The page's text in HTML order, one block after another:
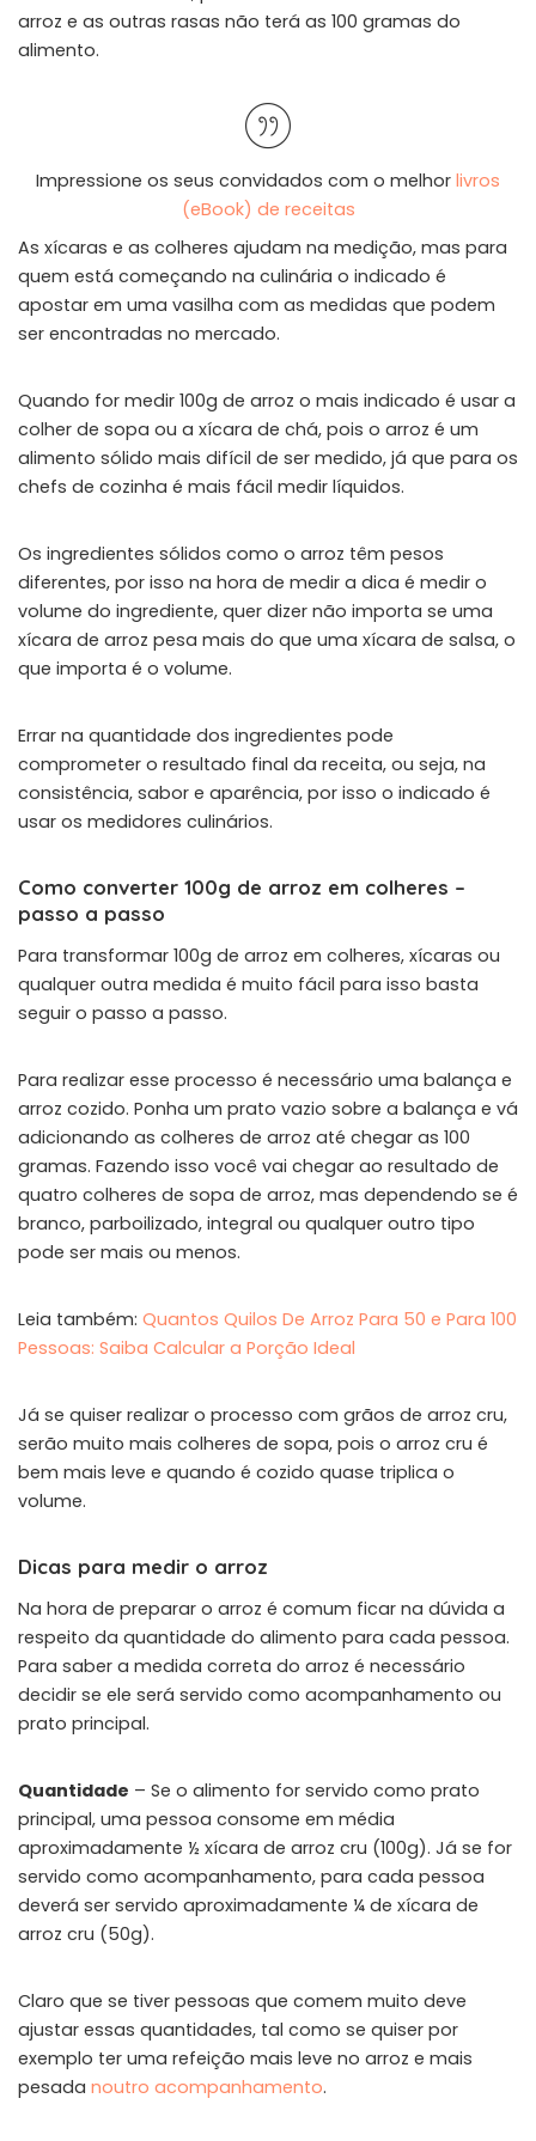
arroz e as outras rasas não terá as 100 gramas do
alimento.
Impressione os seus convidados com o melhor livros
(eBook) de receitas
As xícaras e as colheres ajudam na medição, mas para
quem está começando na culinária o indicado é
apostar em uma vasilha com as medidas que podem
ser encontradas no mercado.
Quando for medir 100g de arroz o mais indicado é usar a
colher de sopa ou a xícara de chá, pois o arroz é um
alimento sólido mais difícil de ser medido, já que para os
chefs de cozinha é mais fácil medir líquidos.
Os ingredientes sólidos como o arroz têm pesos
diferentes, por isso na hora de medir a dica é medir o
volume do ingrediente, quer dizer não importa se uma
xícara de arroz pesa mais do que uma xícara de salsa, o
que importa é o volume.
Errar na quantidade dos ingredientes pode
comprometer o resultado final da receita, ou seja, na
consistência, sabor e aparência, por isso o indicado é
usar os medidores culinários.
Como converter 100g de arroz em colheres –
passo a passo
Para transformar 100g de arroz em colheres, xícaras ou
qualquer outra medida é muito fácil para isso basta
seguir o passo a passo.
Para realizar esse processo é necessário uma balança e
arroz cozido. Ponha um prato vazio sobre a balança e vá
adicionando as colheres de arroz até chegar as 100
gramas. Fazendo isso você vai chegar ao resultado de
quatro colheres de sopa de arroz, mas dependendo se é
branco, parboilizado, integral ou qualquer outro tipo
pode ser mais ou menos.
Leia também: Quantos Quilos De Arroz Para 50 e Para 100
Pessoas: Saiba Calcular a Porção Ideal
Já se quiser realizar o processo com grãos de arroz cru,
serão muito mais colheres de sopa, pois o arroz cru é
bem mais leve e quando é cozido quase triplica o
volume.
Dicas para medir o arroz
Na hora de preparar o arroz é comum ficar na dúvida a
respeito da quantidade do alimento para cada pessoa.
Para saber a medida correta do arroz é necessário
decidir se ele será servido como acompanhamento ou
prato principal.
Quantidade – Se o alimento for servido como prato
principal, uma pessoa consome em média
aproximadamente ½ xícara de arroz cru (100g). Já se for
servido como acompanhamento, para cada pessoa
deverá ser servido aproximadamente ¼ de xícara de
arroz cru (50g).
Claro que se tiver pessoas que comem muito deve
ajustar essas quantidades, tal como se quiser por
exemplo ter uma refeição mais leve no arroz e mais
pesada noutro acompanhamento.